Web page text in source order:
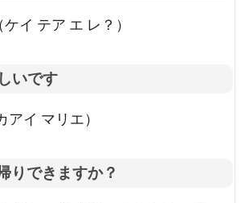
ケイ テア エ レ？）
いです
アイ マリエ）
りできますか？